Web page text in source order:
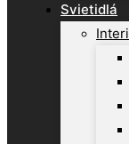
Svietidlá